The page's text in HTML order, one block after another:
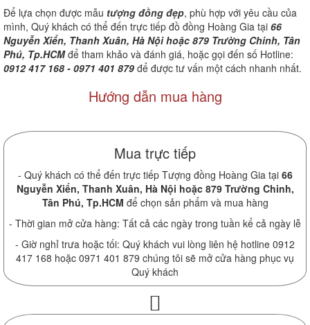
Để lựa chọn được mẫu tượng đồng đẹp, phù hợp với yêu cầu của
mình, Quý khách có thể đến trực tiếp đồ đồng Hoàng Gia tại 66
Nguyễn Xiển, Thanh Xuân, Hà Nội hoặc 879 Trường Chinh, Tân
Phú, Tp.HCMđể tham khảo và đánh giá, hoặc gọi đến số Hotline:
0912 417 168 - 0971 401 879 để được tư vấn một cách nhanh nhất.
Hướng dẫn mua hàng
Mua trực tiếp
- Quý khách có thể đến trực tiếp Tượng đồng Hoàng Gia tại 66
Nguyễn Xiển, Thanh Xuân, Hà Nội hoặc 879 Trường Chinh,
Tân Phú, Tp.HCM để chọn sản phẩm và mua hàng
- Thời gian mở cửa hàng: Tất cả các ngày trong tuần kể cả ngày lễ
- Giờ nghỉ trưa hoặc tối: Quý khách vui lòng liên hệ hotline 0912
417 168 hoặc 0971 401 879 chúng tôi sẽ mở cửa hàng phục vụ
Quý khách